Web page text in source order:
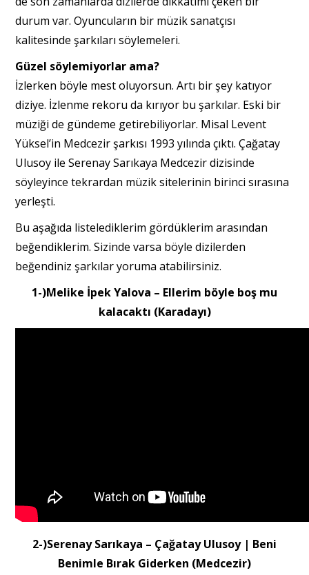
durum var. Oyuncuların bir müzik sanatçısı
kalitesinde şarkıları söylemeleri.
Güzel söylemiyorlar ama?
İzlerken böyle mest oluyorsun. Artı bir şey katıyor
diziye. İzlenme rekoru da kırıyor bu şarkılar. Eski bir
müziği de gündeme getirebiliyorlar. Misal Levent
Yüksel’in Medcezir şarkısı 1993 yılında çıktı. Çağatay
Ulusoy ile Serenay Sarıkaya Medcezir dizisinde
söyleyince tekrardan müzik sitelerinin birinci sırasına
yerleşti.
Bu aşağıda listelediklerim gördüklerim arasından
beğendiklerim. Sizinde varsa böyle dizilerden
beğendiniz şarkılar yoruma atabilirsiniz.
1-)Melike İpek Yalova – Ellerim böyle boş mu
kalacaktı (Karadayı)
2-)Serenay Sarıkaya – Çağatay Ulusoy | Beni
Benimle Bırak Giderken (Medcezir)